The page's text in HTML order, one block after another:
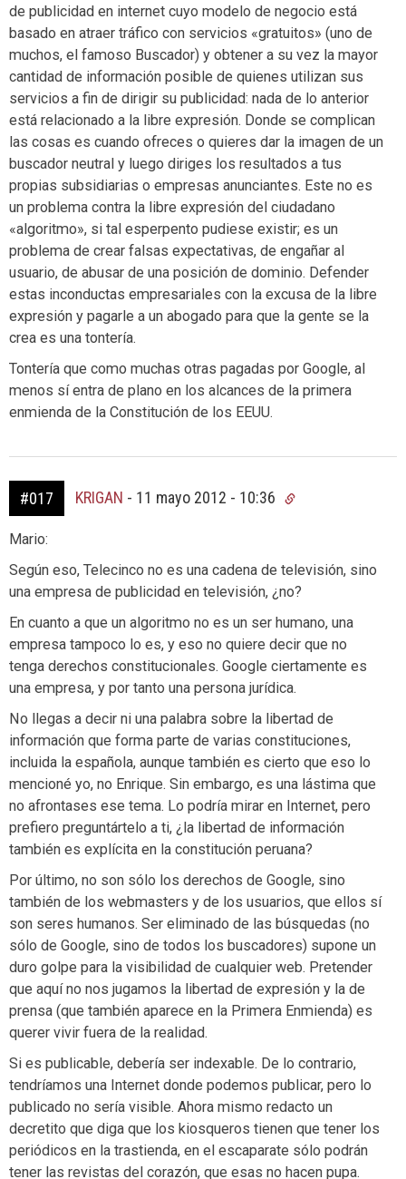
de publicidad en internet cuyo modelo de negocio está
basado en atraer tráfico con servicios «gratuitos» (uno de
muchos, el famoso Buscador) y obtener a su vez la mayor
cantidad de información posible de quienes utilizan sus
servicios a fin de dirigir su publicidad: nada de lo anterior
está relacionado a la libre expresión. Donde se complican
las cosas es cuando ofreces o quieres dar la imagen de un
buscador neutral y luego diriges los resultados a tus
propias subsidiarias o empresas anunciantes. Este no es
un problema contra la libre expresión del ciudadano
«algoritmo», si tal esperpento pudiese existir; es un
problema de crear falsas expectativas, de engañar al
usuario, de abusar de una posición de dominio. Defender
estas inconductas empresariales con la excusa de la libre
expresión y pagarle a un abogado para que la gente se la
crea es una tontería.
Tontería que como muchas otras pagadas por Google, al
menos sí entra de plano en los alcances de la primera
enmienda de la Constitución de los EEUU.
#017 KRIGAN - 11 mayo 2012 - 10:36
Mario:
Según eso, Telecinco no es una cadena de televisión, sino
una empresa de publicidad en televisión, ¿no?
En cuanto a que un algoritmo no es un ser humano, una
empresa tampoco lo es, y eso no quiere decir que no
tenga derechos constitucionales. Google ciertamente es
una empresa, y por tanto una persona jurídica.
No llegas a decir ni una palabra sobre la libertad de
información que forma parte de varias constituciones,
incluida la española, aunque también es cierto que eso lo
mencioné yo, no Enrique. Sin embargo, es una lástima que
no afrontases ese tema. Lo podría mirar en Internet, pero
prefiero preguntártelo a ti, ¿la libertad de información
también es explícita en la constitución peruana?
Por último, no son sólo los derechos de Google, sino
también de los webmasters y de los usuarios, que ellos sí
son seres humanos. Ser eliminado de las búsquedas (no
sólo de Google, sino de todos los buscadores) supone un
duro golpe para la visibilidad de cualquier web. Pretender
que aquí no nos jugamos la libertad de expresión y la de
prensa (que también aparece en la Primera Enmienda) es
querer vivir fuera de la realidad.
Si es publicable, debería ser indexable. De lo contrario,
tendríamos una Internet donde podemos publicar, pero lo
publicado no sería visible. Ahora mismo redacto un
decretito que diga que los kiosqueros tienen que tener los
periódicos en la trastienda, en el escaparate sólo podrán
tener las revistas del corazón, que esas no hacen pupa.